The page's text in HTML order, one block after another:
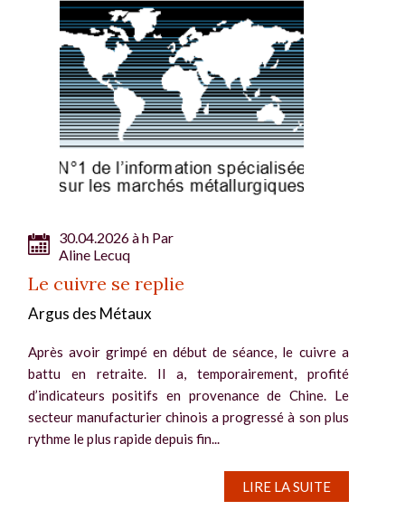
30.04.2026 à h Par
Aline Lecuq
Le cuivre se replie
Argus des Métaux
Après avoir grimpé en début de séance, le cuivre a
battu en retraite. Il a, temporairement, profité
d’indicateurs positifs en provenance de Chine. Le
secteur manufacturier chinois a progressé à son plus
rythme le plus rapide depuis fin...
LIRE LA SUITE